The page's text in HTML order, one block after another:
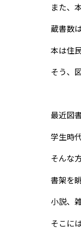
また、
蔵書数
本は住
そう、
最近図
学生時
そんな
書架を
小説、
そこに